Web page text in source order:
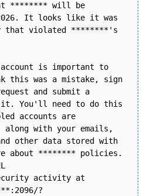
******** will be
It looks like it was
that violated ********'s
account is important to
this was a mistake, sign
and submit a
it. You'll need to do this
accounts are
along with your emails,
other data stored with
about ******** policies.
activity at
?